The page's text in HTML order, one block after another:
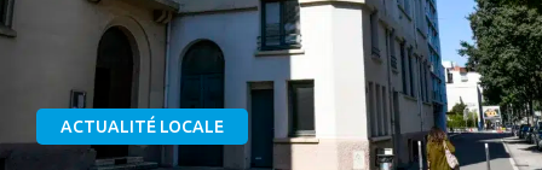
ACTUALITÉ LOCALE